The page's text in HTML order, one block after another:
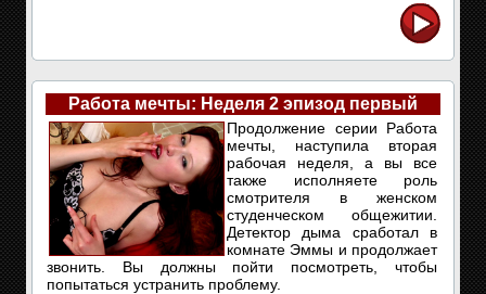
Работа мечты: Неделя 2 эпизод первый
Продолжение серии Работа
мечты, наступила вторая
рабочая неделя, а вы все
также исполняете роль
смотрителя в женском
студенческом общежитии.
Детектор дыма сработал в
комнате Эммы и продолжает
звонить. Вы должны пойти посмотреть, чтобы
попытаться устранить проблему.